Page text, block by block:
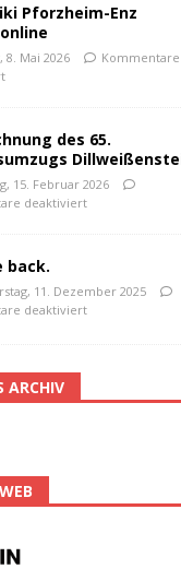
Pforzheim-Enz
8. Mai 2026
Kommentare
des 65.
15. Februar 2026
deaktiviert
back.
11. Dezember 2025
deaktiviert
ARCHIV